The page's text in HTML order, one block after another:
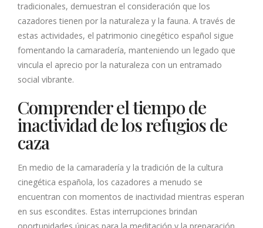
tradicionales, demuestran el consideración que los
cazadores tienen por la naturaleza y la fauna. A través de
estas actividades, el patrimonio cinegético español sigue
fomentando la camaradería, manteniendo un legado que
vincula el aprecio por la naturaleza con un entramado
social vibrante.
Comprender el tiempo de
inactividad de los refugios de
caza
En medio de la camaradería y la tradición de la cultura
cinegética española, los cazadores a menudo se
encuentran con momentos de inactividad mientras esperan
en sus escondites. Estas interrupciones brindan